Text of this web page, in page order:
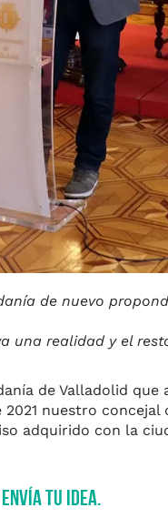
de nuevo
una realidad y el
de Valladolid que
nuestro concejal
adquirido con la
tu idea.